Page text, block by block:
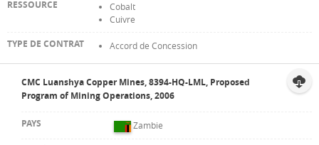
Cobalt
Cuivre
Accord de Concession
CMC Luanshya Copper Mines, 8394-HQ-LML, Proposed
Program of Mining Operations, 2006
Zambie